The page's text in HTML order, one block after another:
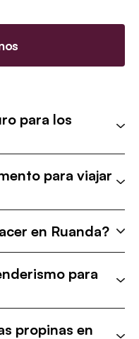
para los
para viajar
en Ruanda?
para
propinas en